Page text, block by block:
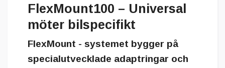
FlexMount100 – Universal
möter bilspecifikt
FlexMount - systemet bygger på
specialutvecklade adaptringar och